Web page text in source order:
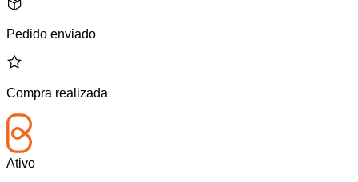
Pedido enviado
Compra realizada
Ativo